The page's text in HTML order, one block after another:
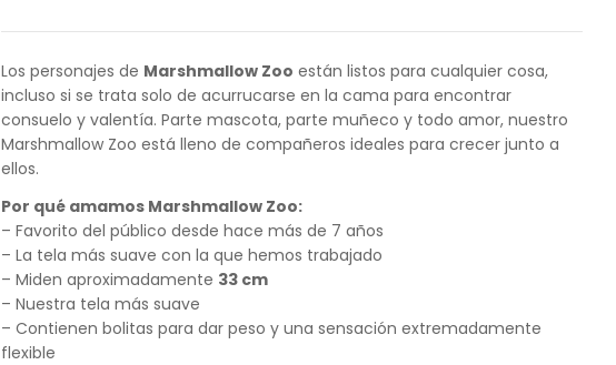
Los personajes de Marshmallow Zoo están listos para cualquier cosa,
incluso si se trata solo de acurrucarse en la cama para encontrar
consuelo y valentía. Parte mascota, parte muñeco y todo amor, nuestro
Marshmallow Zoo está lleno de compañeros ideales para crecer junto a
ellos.
Por qué amamos Marshmallow Zoo:
– Favorito del público desde hace más de 7 años
– La tela más suave con la que hemos trabajado
– Miden aproximadamente 33 cm
– Nuestra tela más suave
– Contienen bolitas para dar peso y una sensación extremadamente
flexible